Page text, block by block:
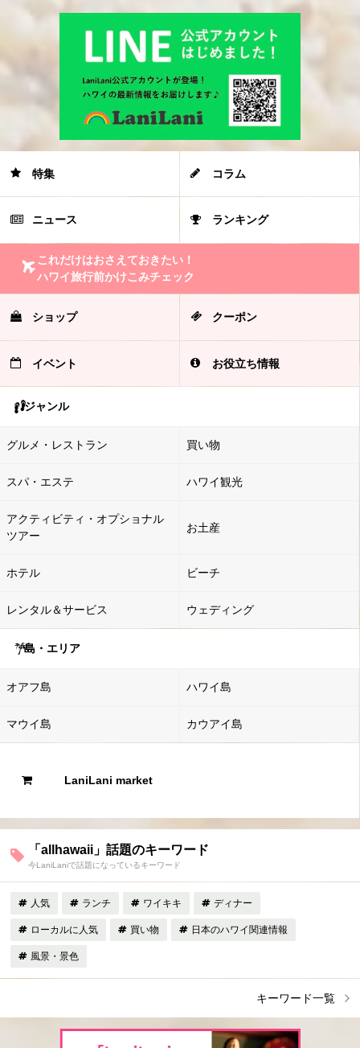
特集 コラム
ニュース ランキング
これだけはおさえておきたい！
ハワイ旅行前かけこみチェック
ショップ クーポン
イベント お役立ち情報
ジャンル
グルメ・レストラン 買い物
スパ・エステ ハワイ観光
アクティビティ・オプショナル
ツアー
お土産
ホテル ビーチ
レンタル＆サービス ウェディング
島・エリア
オアフ島 ハワイ島
マウイ島 カウアイ島
LaniLani market
「allhawaii」話題のキーワード
今LaniLaniで話題になっているキーワード
人気 ランチ ワイキキ ディナー
ローカルに人気 買い物 日本のハワイ関連情報
風景・景色
キーワード一覧